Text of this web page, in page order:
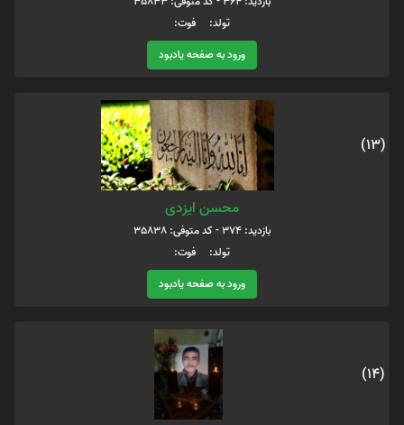
تولد: فوت:
ورود به صفحه یادبود
(13)
محسن ایزدی
بازدید: 374 - کد متوفی: 35838
تولد: فوت:
ورود به صفحه یادبود
(14)